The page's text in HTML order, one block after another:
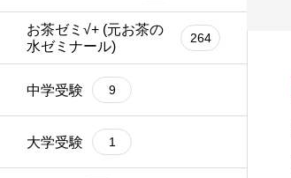
お茶ゼミ√+ (元お茶の
水ゼミナール)
264
中学受験 9
大学受験 1